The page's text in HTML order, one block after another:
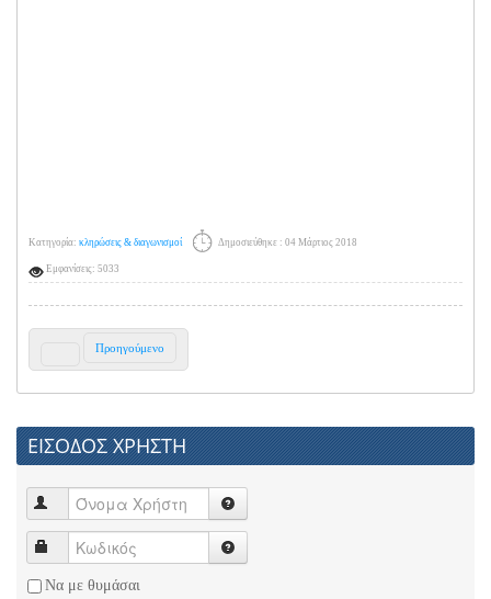
Κατηγορία: κληρώσεις & διαγωνισμοί Δημοσιεύθηκε : 04 Μάρτιος 2018
Εμφανίσεις: 5033
Προηγούμενο
ΕΙΣΟΔΟΣ ΧΡΗΣΤΗ
Να με θυμάσαι